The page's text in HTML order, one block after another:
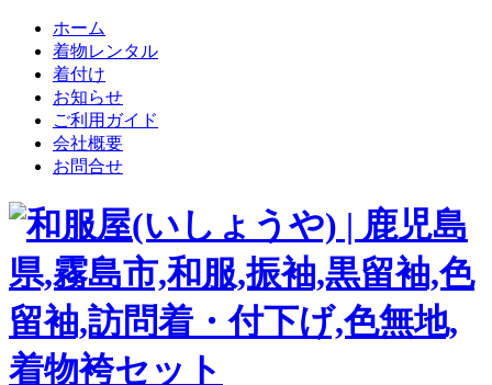
ホーム
着物レンタル
着付け
お知らせ
ご利用ガイド
会社概要
お問合せ